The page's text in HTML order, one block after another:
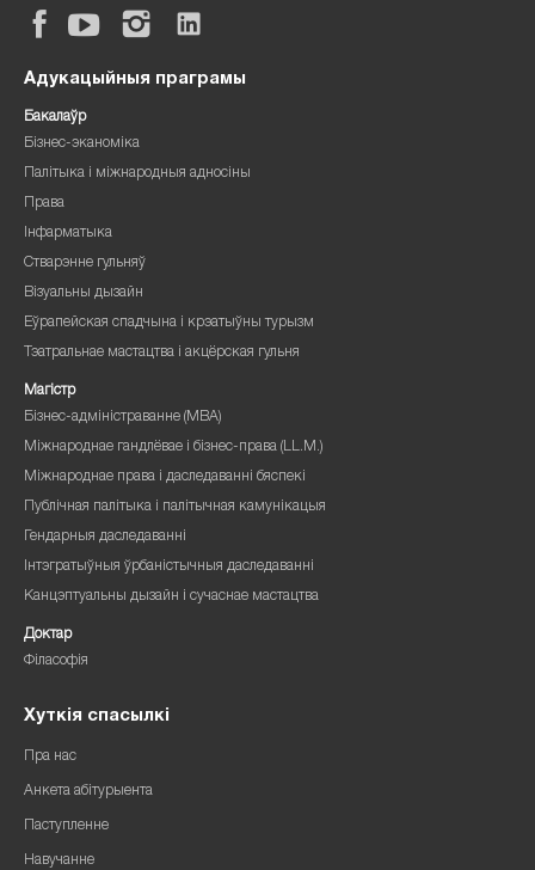
Адукацыйныя праграмы
Бакалаўр
Бізнес-эканоміка
Палітыка і міжнародныя адносіны
Права
Інфарматыка
Стварэнне гульняў
Візуальны дызайн
Еўрапейская спадчына і крэатыўны турызм
Тэатральнае мастацтва і акцёрская гульня
Магістр
Бізнес-адміністраванне (MBA)
Міжнароднае гандлёвае і бізнес-права (LL.M.)
Міжнароднае права і даследаванні бяспекі
Публічная палітыка і палітычная камунікацыя
Гендарныя даследаванні
Інтэгратыўныя ўрбаністычныя даследаванні
Канцэптуальны дызайн і сучаснае мастацтва
Доктар
Філасофія
Хуткія спасылкі
Пра нас
Анкета абітурыента
Паступленне
Навучанне